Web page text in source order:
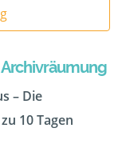
– Die
10 Tagen